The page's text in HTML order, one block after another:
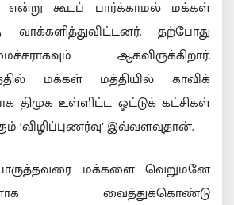
என்று கூடப் பார்க்காமல் மக்கள்
வாக்களித்துவிட்டனர். தற்போது
ஆகவிருக்கிறார்.
மக்கள் மத்தியில் காவிக்
திமுக உள்ளிட்ட ஓட்டுக் கட்சிகள்
‘விழிப்புணர்வு’ இவ்வளவுதான்.
மக்களை வெறுமனே
வைத்துக்கொண்டு